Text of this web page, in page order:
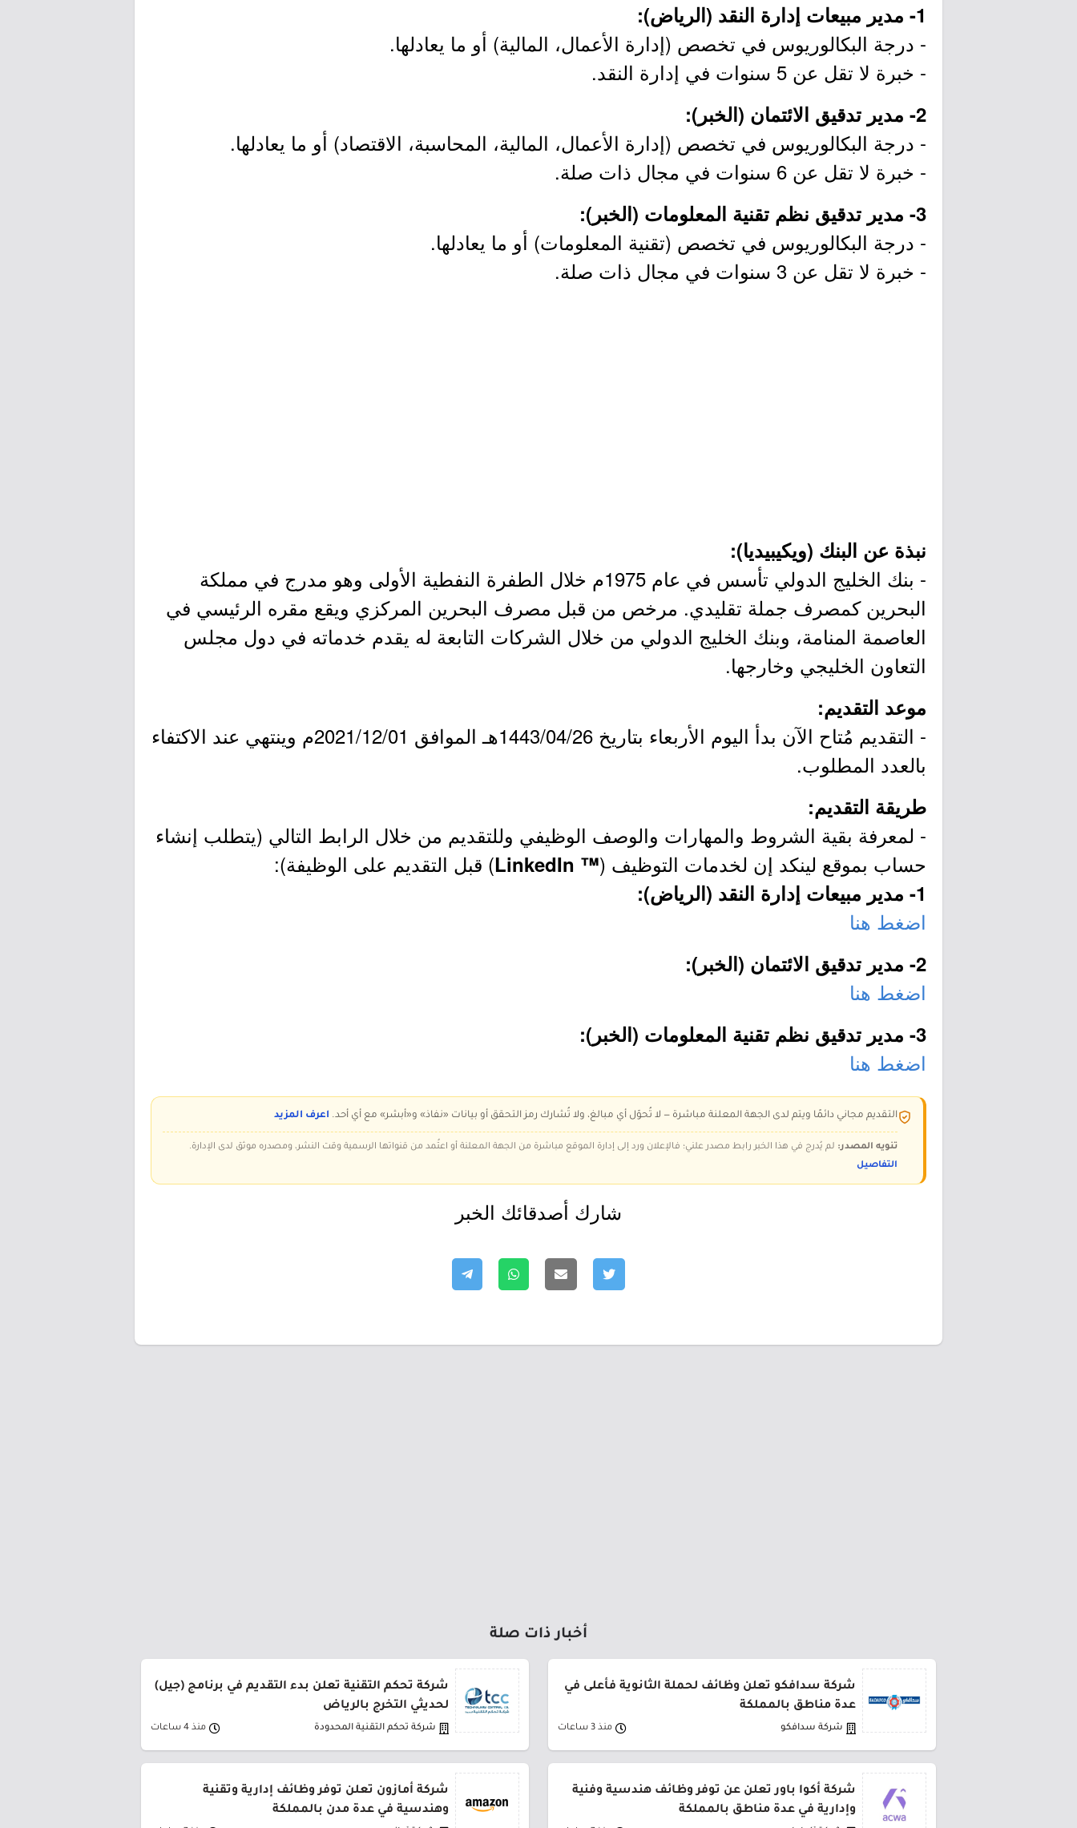
1- مدير مبيعات إدارة النقد (الرياض):
- درجة البكالوريوس في تخصص (إدارة الأعمال، المالية) أو ما يعادلها.
- خبرة لا تقل عن 5 سنوات في إدارة النقد.
2- مدير تدقيق الائتمان (الخبر):
- درجة البكالوريوس في تخصص (إدارة الأعمال، المالية، المحاسبة، الاقتصاد) أو ما يعادلها.
- خبرة لا تقل عن 6 سنوات في مجال ذات صلة.
3- مدير تدقيق نظم تقنية المعلومات (الخبر):
- درجة البكالوريوس في تخصص (تقنية المعلومات) أو ما يعادلها.
- خبرة لا تقل عن 3 سنوات في مجال ذات صلة.
نبذة عن البنك (ويكيبيديا):
- بنك الخليج الدولي تأسس في عام 1975م خلال الطفرة النفطية الأولى وهو مدرج في مملكة
البحرين كمصرف جملة تقليدي. مرخص من قبل مصرف البحرين المركزي ويقع مقره الرئيسي في
العاصمة المنامة، وبنك الخليج الدولي من خلال الشركات التابعة له يقدم خدماته في دول مجلس
التعاون الخليجي وخارجها.
موعد التقديم:
- التقديم مُتاح الآن بدأ اليوم الأربعاء بتاريخ 1443/04/26هـ الموافق 2021/12/01م وينتهي عند الاكتفاء
بالعدد المطلوب.
طريقة التقديم:
- لمعرفة بقية الشروط والمهارات والوصف الوظيفي وللتقديم من خلال الرابط التالي (يتطلب إنشاء
حساب بموقع لينكد إن لخدمات التوظيف (™ LinkedIn ) قبل التقديم على الوظيفة):
1- مدير مبيعات إدارة النقد (الرياض):
اضغط هنا
2- مدير تدقيق الائتمان (الخبر):
اضغط هنا
3- مدير تدقيق نظم تقنية المعلومات (الخبر):
اضغط هنا
التقديم مجاني دائمًا ويتم لدى الجهة المعلنة مباشرة — لا تُحوّل أي مبالغ، ولا تُشارك رمز التحقق أو بيانات «نفاذ» و«أبشر» مع أي أحد. اعرف المزيد
تنويه المصدر: لم يُدرج في هذا الخبر رابط مصدر علني؛ فالإعلان ورد إلى إدارة الموقع مباشرة من الجهة المعلنة أو اعتُمد من قنواتها الرسمية وقت النشر، ومصدره موثق لدى الإدارة.
التفاصيل
شارك أصدقائك الخبر
أخبار ذات صلة
شركة سدافكو تعلن وظائف لحملة الثانوية فأعلى في
عدة مناطق بالمملكة
شركة سدافكو منذ 3 ساعات
شركة تحكم التقنية تعلن بدء التقديم في برنامج (جيل)
لحديثي التخرج بالرياض
شركة تحكم التقنية المحدودة منذ 4 ساعات
شركة أكوا باور تعلن عن توفر وظائف هندسية وفنية
وإدارية في عدة مناطق بالمملكة
شركة أمازون تعلن توفر وظائف إدارية وتقنية
وهندسية في عدة مدن بالمملكة